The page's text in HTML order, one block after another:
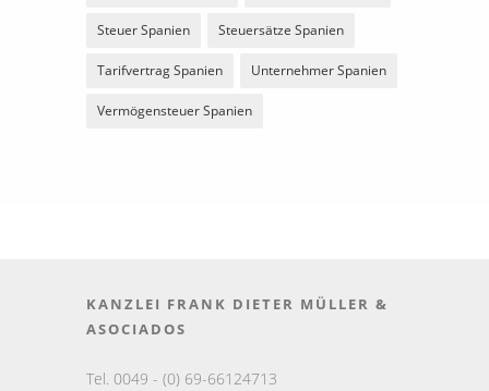
Steuer Spanien Steuersätze Spanien
Tarifvertrag Spanien Unternehmer Spanien
Vermögensteuer Spanien
KANZLEI FRANK DIETER MÜLLER &
ASOCIADOS
Tel. 0049 - (0) 69-66124713